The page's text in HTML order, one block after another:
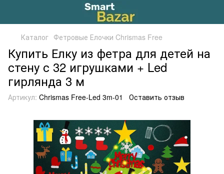
Каталог Фетровые Елочки Chrismas Free
Купить Елку из фетра для детей на
стену с 32 игрушками + Led
гирлянда 3 м
Артикул: Chrismas Free-Led 3m-01 Оставить отзыв